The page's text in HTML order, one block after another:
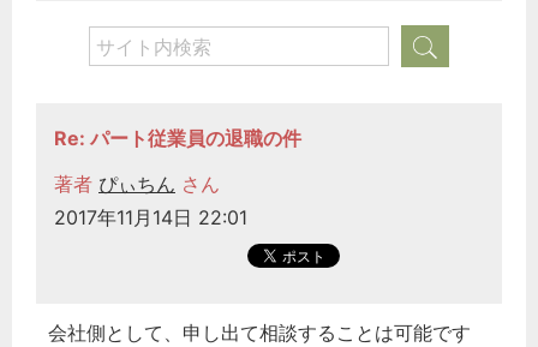
Re: パート従業員の退職の件
著者 ぴぃちん さん
2017年11月14日 22:01
会社側として、申し出て相談することは可能です